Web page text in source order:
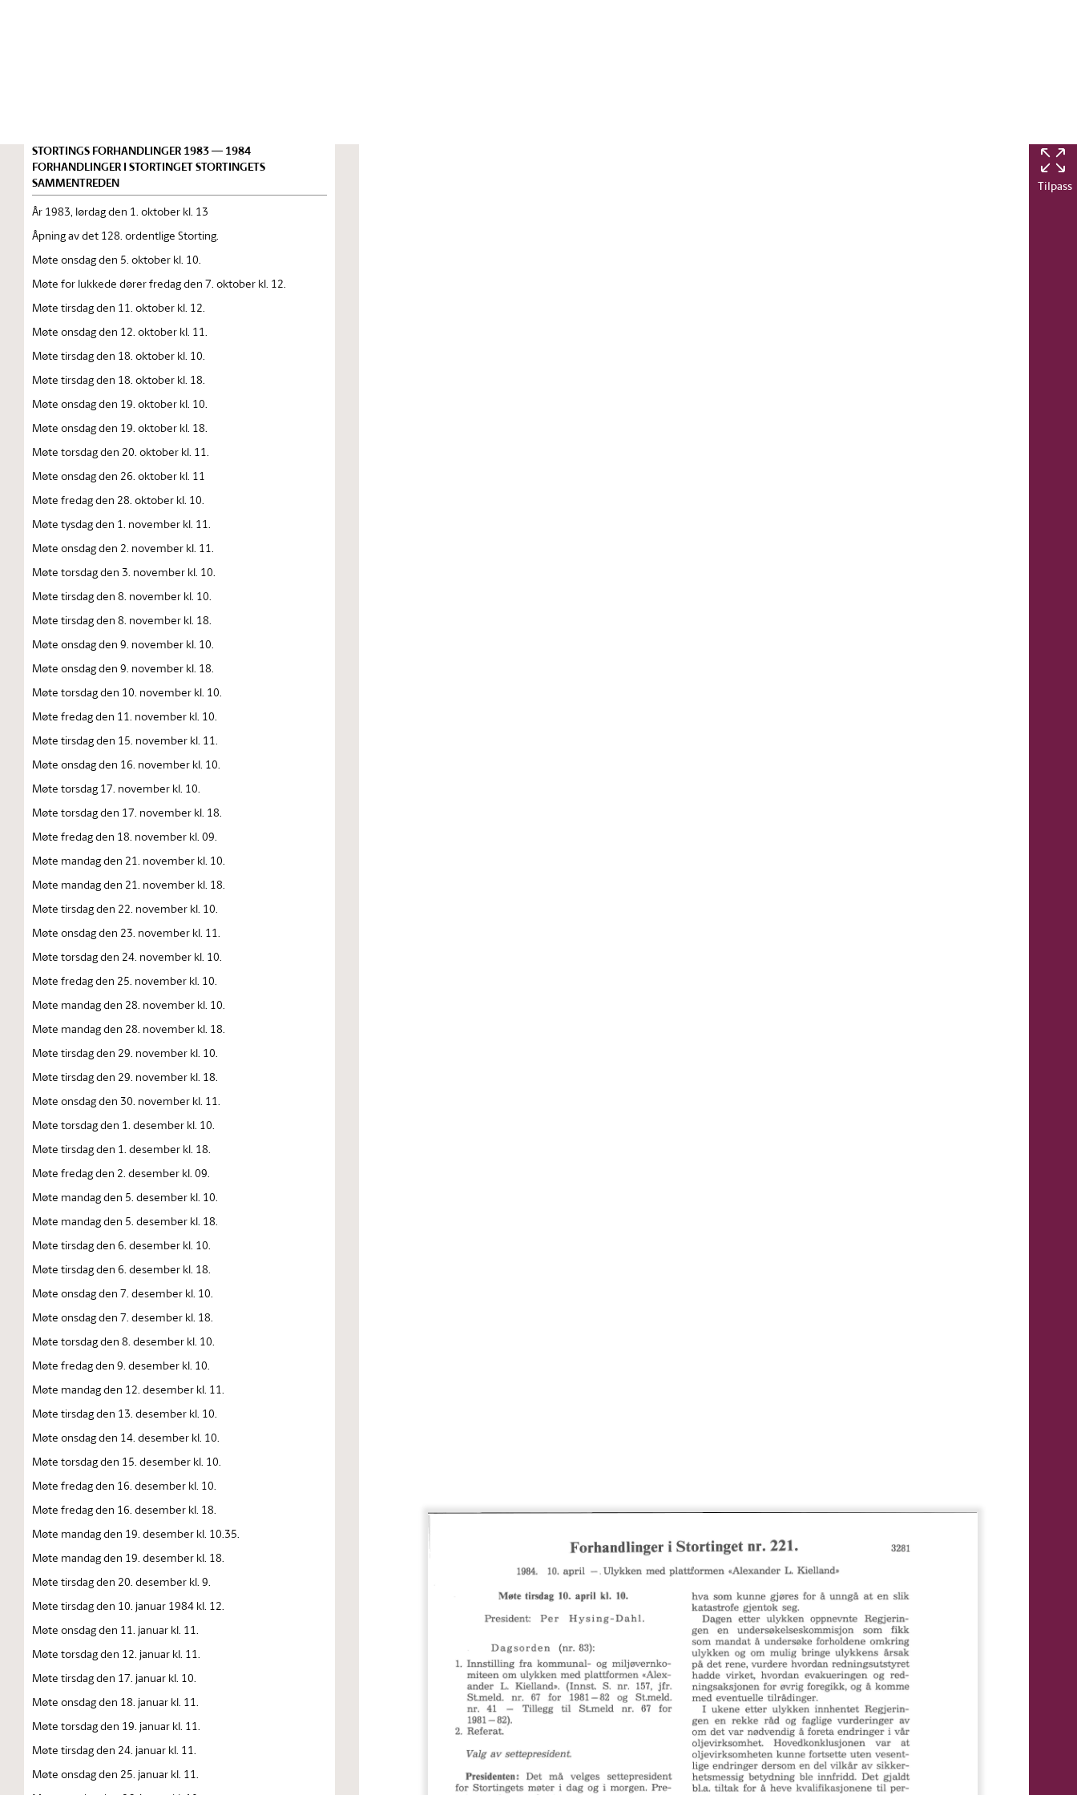
STORTINGS FORHANDLINGER 1983 — 1984
FORHANDLINGER I STORTINGET STORTINGETS
SAMMENTREDEN
År 1983, lørdag den 1. oktober kl. 13
Åpning av det 128. ordentlige Storting.
Møte onsdag den 5. oktober kl. 10.
Møte for lukkede dører fredag den 7. oktober kl. 12.
Møte tirsdag den 11. oktober kl. 12.
Møte onsdag den 12. oktober kl. 11.
Møte tirsdag den 18. oktober kl. 10.
Møte tirsdag den 18. oktober kl. 18.
Møte onsdag den 19. oktober kl. 10.
Møte onsdag den 19. oktober kl. 18.
Møte torsdag den 20. oktober kl. 11.
Møte onsdag den 26. oktober kl. 11
Møte fredag den 28. oktober kl. 10.
Møte tysdag den 1. november kl. 11.
Møte onsdag den 2. november kl. 11.
Møte torsdag den 3. november kl. 10.
Møte tirsdag den 8. november kl. 10.
Møte tirsdag den 8. november kl. 18.
Møte onsdag den 9. november kl. 10.
Møte onsdag den 9. november kl. 18.
Møte torsdag den 10. november kl. 10.
Møte fredag den 11. november kl. 10.
Møte tirsdag den 15. november kl. 11.
Møte onsdag den 16. november kl. 10.
Møte torsdag 17. november kl. 10.
Møte torsdag den 17. november kl. 18.
Møte fredag den 18. november kl. 09.
Møte mandag den 21. november kl. 10.
Møte mandag den 21. november kl. 18.
Møte tirsdag den 22. november kl. 10.
Møte onsdag den 23. november kl. 11.
Møte torsdag den 24. november kl. 10.
Møte fredag den 25. november kl. 10.
Møte mandag den 28. november kl. 10.
Møte mandag den 28. november kl. 18.
Møte tirsdag den 29. november kl. 10.
Møte tirsdag den 29. november kl. 18.
Møte onsdag den 30. november kl. 11.
Møte torsdag den 1. desember kl. 10.
Møte tirsdag den 1. desember kl. 18.
Møte fredag den 2. desember kl. 09.
Møte mandag den 5. desember kl. 10.
Møte mandag den 5. desember kl. 18.
Møte tirsdag den 6. desember kl. 10.
Møte tirsdag den 6. desember kl. 18.
Møte onsdag den 7. desember kl. 10.
Møte onsdag den 7. desember kl. 18.
Møte torsdag den 8. desember kl. 10.
Møte fredag den 9. desember kl. 10.
Møte mandag den 12. desember kl. 11.
Møte tirsdag den 13. desember kl. 10.
Møte onsdag den 14. desember kl. 10.
Møte torsdag den 15. desember kl. 10.
Møte fredag den 16. desember kl. 10.
Møte fredag den 16. desember kl. 18.
Møte mandag den 19. desember kl. 10.35.
Møte mandag den 19. desember kl. 18.
Møte tirsdag den 20. desember kl. 9.
Møte tirsdag den 10. januar 1984 kl. 12.
Møte onsdag den 11. januar kl. 11.
Møte torsdag den 12. januar kl. 11.
Møte tirsdag den 17. januar kl. 10.
Møte onsdag den 18. januar kl. 11.
Møte torsdag den 19. januar kl. 11.
Møte tirsdag den 24. januar kl. 11.
Møte onsdag den 25. januar kl. 11.